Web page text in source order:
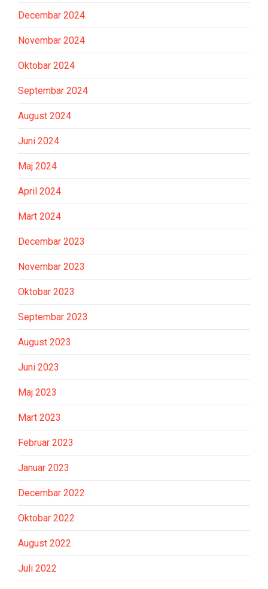
Decembar 2024
Novembar 2024
Oktobar 2024
Septembar 2024
August 2024
Juni 2024
Maj 2024
April 2024
Mart 2024
Decembar 2023
Novembar 2023
Oktobar 2023
Septembar 2023
August 2023
Juni 2023
Maj 2023
Mart 2023
Februar 2023
Januar 2023
Decembar 2022
Oktobar 2022
August 2022
Juli 2022